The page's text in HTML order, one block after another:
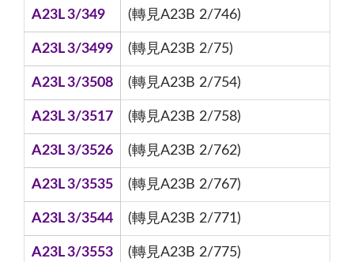
A23L 3/349 (轉見A23B 2/746)
A23L 3/3499 (轉見A23B 2/75)
A23L 3/3508 (轉見A23B 2/754)
A23L 3/3517 (轉見A23B 2/758)
A23L 3/3526 (轉見A23B 2/762)
A23L 3/3535 (轉見A23B 2/767)
A23L 3/3544 (轉見A23B 2/771)
A23L 3/3553 (轉見A23B 2/775)